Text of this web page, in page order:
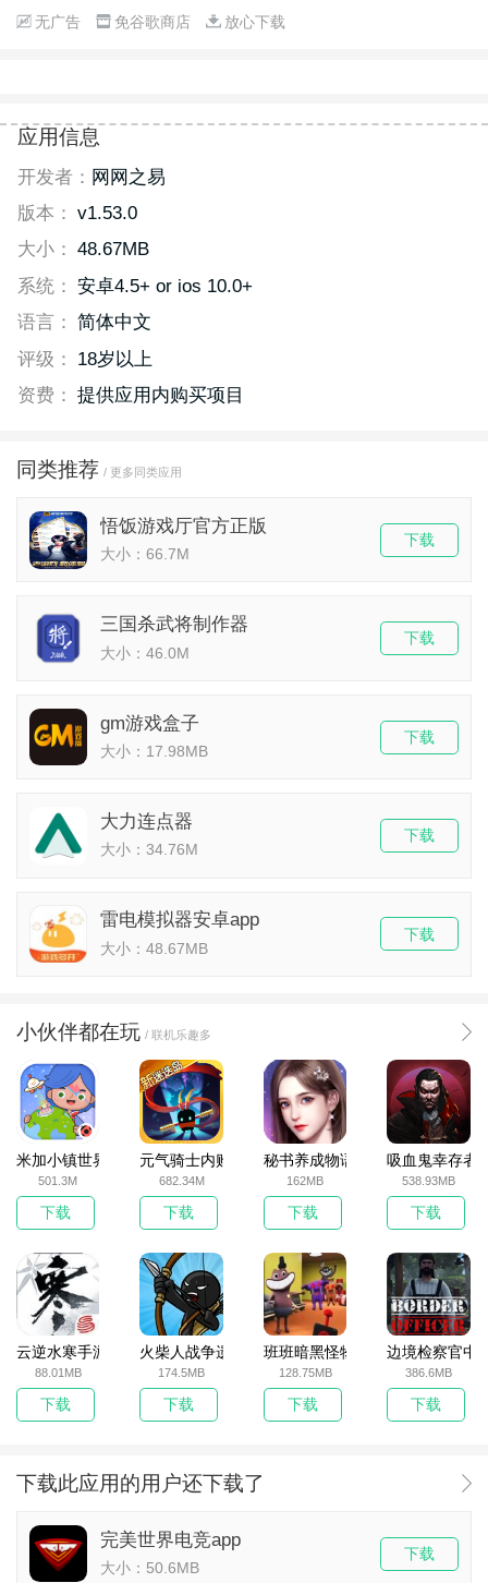
无广告 免谷歌商店 放心下载
应用信息
开发者： 网网之易
版本： v1.53.0
大小： 48.67MB
系统： 安卓4.5+ or ios 10.0+
语言： 简体中文
评级：
18岁以上
资费： 提供应用内购买项目
同类推荐 / 更多同类应用
悟饭游戏厅官方正版
大小：66.7M
下载
三国杀武将制作器
大小：46.0M
下载
gm游戏盒子
大小：17.98MB
下载
大力连点器
大小：34.76M
下载
雷电模拟器安卓app
大小：48.67MB
下载
小伙伴都在玩 / 联机乐趣多
米加小镇世界2025官方版
501.3M
下载
元气骑士内购破解版
682.34M
下载
秘书养成物语
162MB
下载
吸血鬼幸存者
538.93MB
下载
云逆水寒手游
88.01MB
下载
火柴人战争遗产无敌版
174.5MB
下载
班班暗黑怪物生存挑战5
128.75MB
下载
边境检察官中
386.6MB
下载
下载此应用的用户还下载了
完美世界电竞app
大小：50.6MB
下载